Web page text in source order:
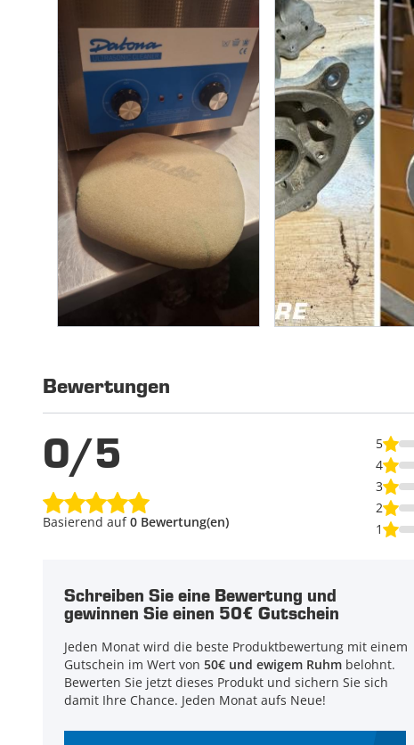
Bewertungen
0/5
Basierend auf0 Bewertung(en)
5
4
3
2
1
Schreiben Sie eine Bewertung und
gewinnen Sie einen 50€ Gutschein
Jeden Monat wird die beste Produktbewertung mit einem
Gutschein im Wert von 50€ und ewigem Ruhm belohnt.
Bewerten Sie jetzt dieses Produkt und sichern Sie sich
damit Ihre Chance. Jeden Monat aufs Neue!